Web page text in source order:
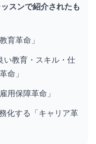
スンで紹介されたも
育革命」
い教育・スキル・仕
命」
用保障革命」
化する「キャリア革